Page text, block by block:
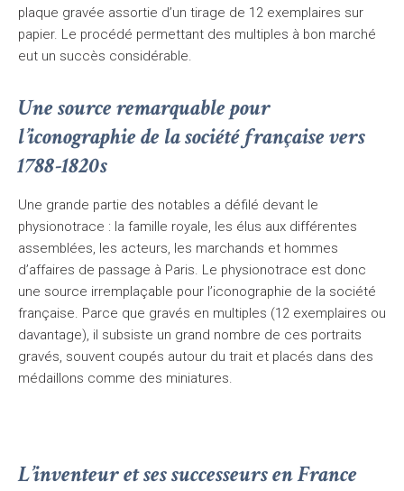
plaque gravée assortie d’un tirage de 12 exemplaires sur
papier. Le procédé permettant des multiples à bon marché
eut un succès considérable.
Une source remarquable pour
l’iconographie de la société française vers
1788-1820s
Une grande partie des notables a défilé devant le
physionotrace : la famille royale, les élus aux différentes
assemblées, les acteurs, les marchands et hommes
d’affaires de passage à Paris. Le physionotrace est donc
une source irremplaçable pour l’iconographie de la société
française. Parce que gravés en multiples (12 exemplaires ou
davantage), il subsiste un grand nombre de ces portraits
gravés, souvent coupés autour du trait et placés dans des
médaillons comme des miniatures.
L’inventeur et ses successeurs en France